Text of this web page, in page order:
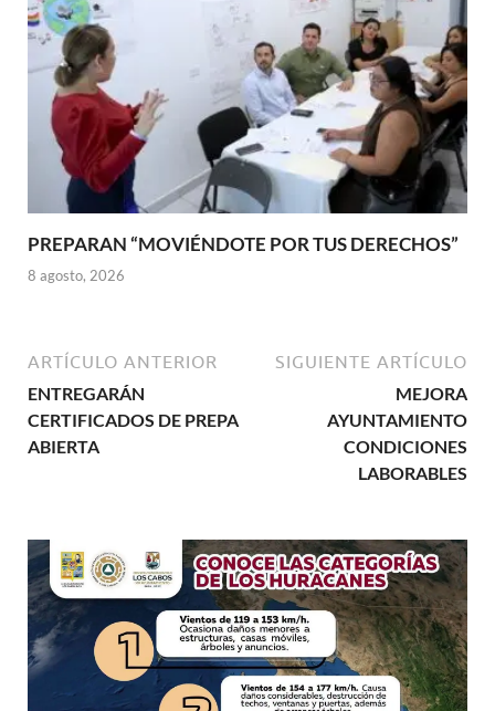
PREPARAN “MOVIÉNDOTE POR TUS DERECHOS”
8 agosto, 2026
ARTÍCULO ANTERIOR
ENTREGARÁN
CERTIFICADOS DE PREPA
ABIERTA
SIGUIENTE ARTÍCULO
MEJORA
AYUNTAMIENTO
CONDICIONES
LABORABLES